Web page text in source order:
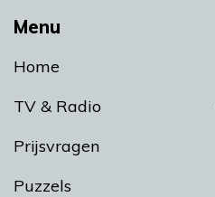
Menu
Home
TV & Radio
Prijsvragen
Puzzels